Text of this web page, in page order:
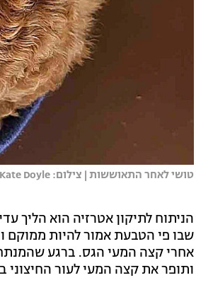
טושי לאחר התאוששות | צילום: Kate Doyle
הניתוח לתיקון אטרזיה הוא הליך
שבו פי הטבעת אמור להיות ממוקם
אחרי קצה המעי הגס. ברגע
ותופר את קצה המעי לעור החיצוני